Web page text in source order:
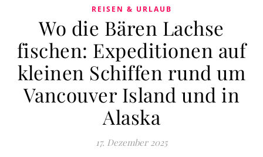
REISEN & URLAUB
Wo die Bären Lachse
fischen: Expeditionen auf
kleinen Schiffen rund um
Vancouver Island und in
Alaska
17. Dezember 2025